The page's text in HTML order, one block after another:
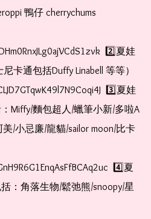
鴨仔 cherrychums
2️⃣夏娃
卡通包括Duffy Linabell 等等）
3️⃣夏娃
Miffy/麵包超人/蠟筆小新/多啦A
/小忌廉/龍貓/sailor moon/比卡
4️⃣夏
：角落生物/鬆弛熊/snoopy/星